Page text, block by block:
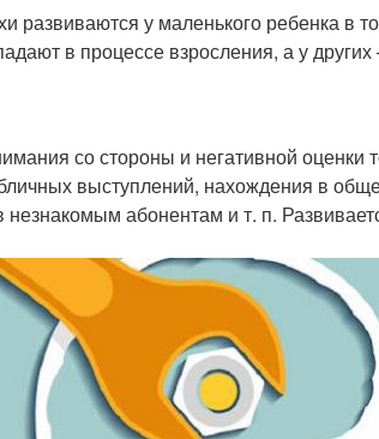
развиваются у маленького ребенка в
в процессе взросления, а у
со стороны и негативной оценки
выступлений, нахождения в
незнакомым абонентам и т. п.